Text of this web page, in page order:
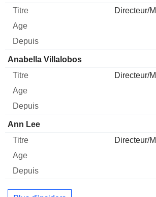
Directeur/
Anabella Villalobos
Directeur/
Ann Lee
Directeur/